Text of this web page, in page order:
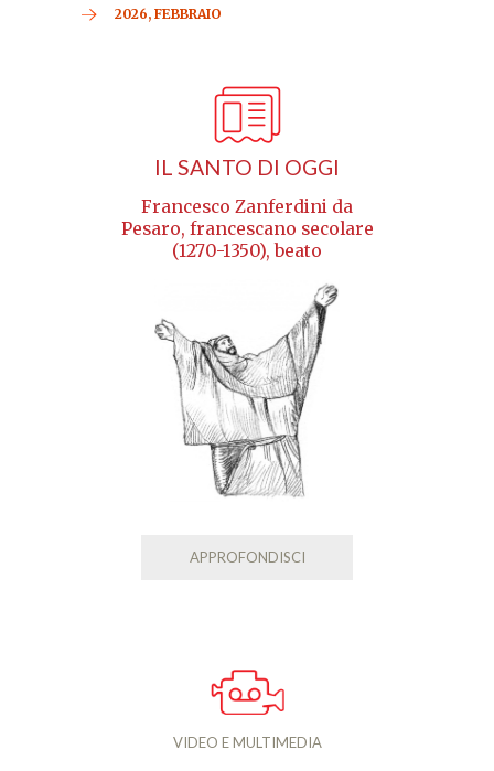
2026, FEBBRAIO
IL SANTO DI OGGI
Francesco Zanferdini da
Pesaro, francescano secolare
(1270-1350), beato
APPROFONDISCI
VIDEO E MULTIMEDIA